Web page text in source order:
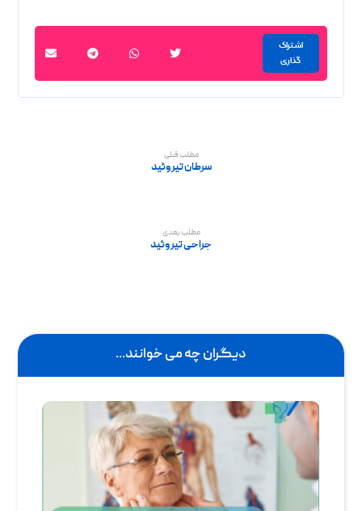
مطلب قبلی
سرطان تیروئید
مطلب بعدی
جراحی تيروئيد
دیگران چه می خوانند...